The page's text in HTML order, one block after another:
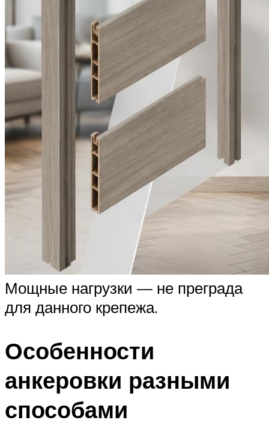
Мощные нагрузки — не преграда
для данного крепежа.
Особенности
анкеровки разными
способами